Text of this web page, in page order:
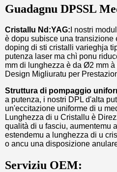
Guadagnu DPSSL
Cristallu Nd:YAG: I nostri
è dopu subisce una transizione
doping di sti cristalli varieghja
putenza laser ma chì ponu
mm di lunghezza è da Ø2 mm
Design Migliuratu per
Struttura di pompaggio
a putenza, i nostri DPL d'alta
un'eccitazione uniforme di u
Lunghezza di u Cristallu è
qualità di u fasciu, aumentemu
estendemu a lunghezza di u
o ancu una disposizione
Serviziu OEM: